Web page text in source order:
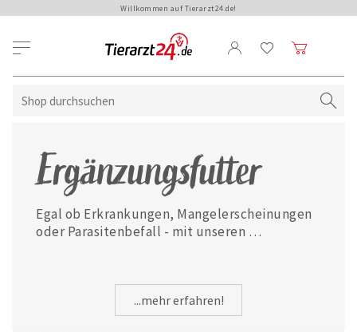
Willkommen auf Tierarzt24.de!
Ergänzungsfutter
Egal ob Erkrankungen, Mangelerscheinungen
oder Parasitenbefall - mit unseren
...mehr erfahren!